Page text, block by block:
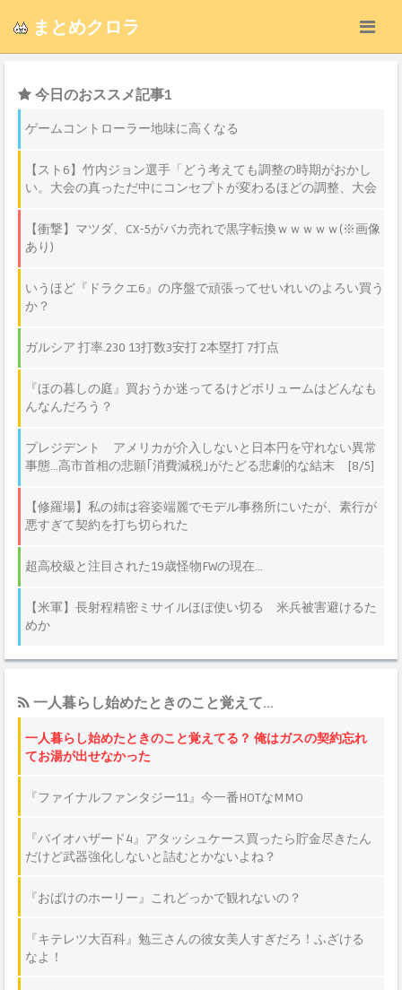
まとめクロラ
一人暮らし始めたときのこと覚えて...
一人暮らし始めたときのこと覚えてる？ 俺はガスの契約忘れ
てお湯が出せなかった
『ファイナルファンタジー11』今一番HOTなMMO
『バイオハザード4』アタッシュケース買ったら貯金尽きたん
だけど武器強化しないと詰むとかないよね？
『おばけのホーリー』これどっかで観れないの？
『キテレツ大百科』勉三さんの彼女美人すぎだろ！ふざける
なよ！